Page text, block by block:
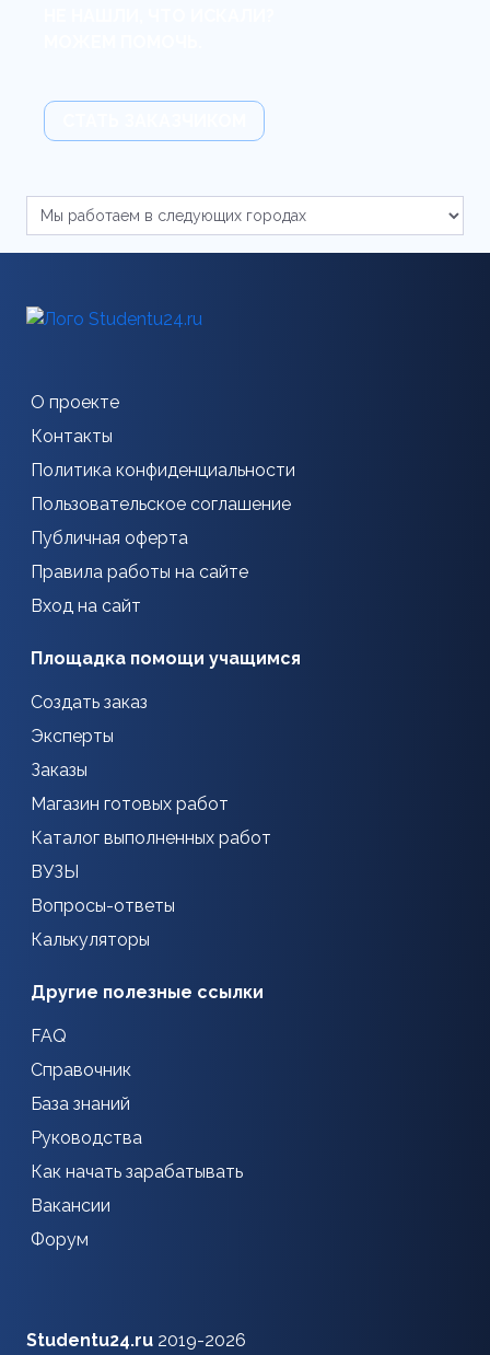
О проекте
Контакты
Политика конфиденциальности
Пользовательское соглашение
Публичная оферта
Правила работы на сайте
Вход на сайт
Площадка помощи учащимся
Создать заказ
Эксперты
Заказы
Магазин готовых работ
Каталог выполненных работ
ВУЗЫ
Вопросы-ответы
Калькуляторы
Другие полезные ссылки
FAQ
Справочник
База знаний
Руководства
Как начать зарабатывать
Вакансии
Форум
Studentu24.ru 2019-2026